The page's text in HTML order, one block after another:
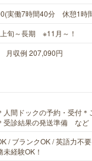
実働7時間40分 休憩1時
旬～長期 ※11月～！
月収例 207,090円
人間ドックの予約・受付
受診結果の発送準備 な
/ ブランクOK / 英語力不要
経験OK！